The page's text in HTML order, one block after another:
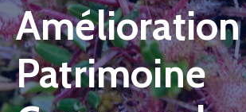
Mairie
Services
Vie
Locale
Patrimoine